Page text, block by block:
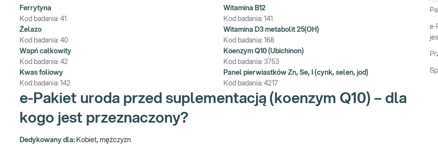
Ferrytyna
Kod badania: 41
Żelazo
Kod badania: 40
Wapń całkowity
Kod badania: 42
Kwas foliowy
Kod badania: 142
Witamina B12
Kod badania: 141
Witamina D3 metabolit 25(OH)
Kod badania: 168
Koenzym Q10 (Ubichinon)
Kod badania: 3753
Panel pierwiastków Zn, Se, I (cynk, selen, jod)
Kod badania: 4217
e-Pakiet uroda przed suplementacją (koenzym Q10) – dla
kogo jest przeznaczony?
Dedykowany dla: Kobiet, mężczyzn
e-